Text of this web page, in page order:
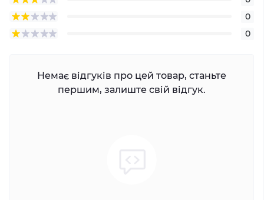
0
0
Немає відгуків про цей товар, станьте
першим, залиште свій відгук.